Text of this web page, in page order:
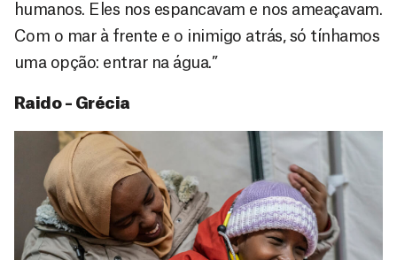
humanos. Eles nos espancavam e nos ameaçavam.
Com o mar à frente e o inimigo atrás, só tínhamos
uma opção: entrar na água.”
Raido – Grécia